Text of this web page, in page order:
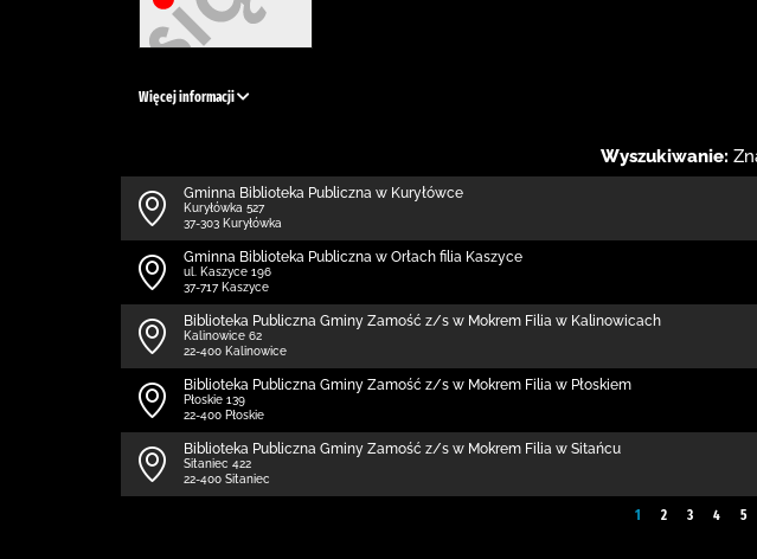
Więcej informacji
Wyszukiwanie:
Gminna Biblioteka Publiczna w Kuryłówce
Kuryłówka 527
37-303 Kuryłówka
Gminna Biblioteka Publiczna w Orłach filia Kaszyce
ul. Kaszyce 196
37-717 Kaszyce
Biblio­teka Publiczna Gminy Zamość z/s w Mokrem Filia w Kalinowicach
Kalinowice 62
22-400 Kalinowice
Biblio­teka Publiczna Gminy Zamość z/s w Mokrem Filia w Płoskiem
Płoskie 139
22-400 Płoskie
Biblio­teka Publiczna Gminy Zamość z/s w Mokrem Filia w Sitańcu
Sitaniec 422
22-400 Sitaniec
1 2 3 4 5